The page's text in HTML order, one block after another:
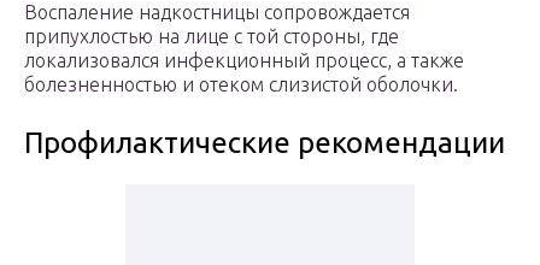
Воспаление надкостницы сопровождается
припухлостью на лице с той стороны, где
локализовался инфекционный процесс, а также
болезненностью и отеком слизистой оболочки.
Профилактические рекомендации